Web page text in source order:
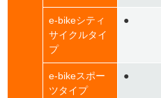
e-bikeシティ
サイクルタイ
プ
●
e-bikeスポー
ツタイプ
●